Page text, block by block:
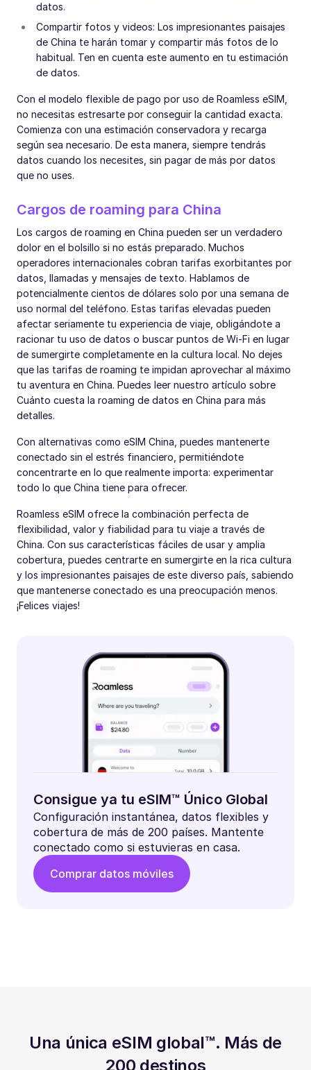
datos.
Compartir fotos y videos: Los impresionantes paisajes
de China te harán tomar y compartir más fotos de lo
habitual. Ten en cuenta este aumento en tu estimación
de datos.
Con el modelo flexible de pago por uso de Roamless eSIM,
no necesitas estresarte por conseguir la cantidad exacta.
Comienza con una estimación conservadora y recarga
según sea necesario. De esta manera, siempre tendrás
datos cuando los necesites, sin pagar de más por datos
que no uses.
Cargos de roaming para China
Los cargos de roaming en China pueden ser un verdadero
dolor en el bolsillo si no estás preparado. Muchos
operadores internacionales cobran tarifas exorbitantes por
datos, llamadas y mensajes de texto. Hablamos de
potencialmente cientos de dólares solo por una semana de
uso normal del teléfono. Estas tarifas elevadas pueden
afectar seriamente tu experiencia de viaje, obligándote a
racionar tu uso de datos o buscar puntos de Wi-Fi en lugar
de sumergirte completamente en la cultura local. No dejes
que las tarifas de roaming te impidan aprovechar al máximo
tu aventura en China. Puedes leer nuestro artículo sobre
Cuánto cuesta la roaming de datos en China para más
detalles.
Con alternativas como eSIM China, puedes mantenerte
conectado sin el estrés financiero, permitiéndote
concentrarte en lo que realmente importa: experimentar
todo lo que China tiene para ofrecer.
Roamless eSIM ofrece la combinación perfecta de
flexibilidad, valor y fiabilidad para tu viaje a través de
China. Con sus características fáciles de usar y amplia
cobertura, puedes centrarte en sumergirte en la rica cultura
y los impresionantes paisajes de este diverso país, sabiendo
que mantenerse conectado es una preocupación menos.
¡Felices viajes!
Consigue ya tu eSIM™ Único Global
Configuración instantánea, datos flexibles y
cobertura de más de 200 países. Mantente
conectado como si estuvieras en casa.
Comprar datos móviles
Una única eSIM global™. Más de
200 destinos